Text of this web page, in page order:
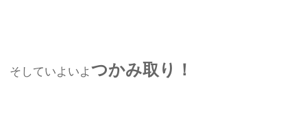
そしていよいよつかみ取り！